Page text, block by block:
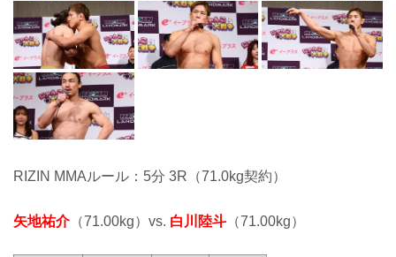
RIZIN MMAルール：5分 3R（71.0kg契約）
矢地祐介（71.00kg）vs. 白川陸斗 （71.00kg）